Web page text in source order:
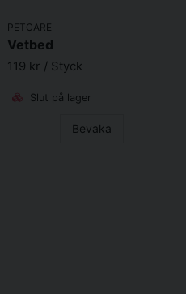
PETCARE
Vetbed
119 kr / Styck
Slut på lager
Bevaka